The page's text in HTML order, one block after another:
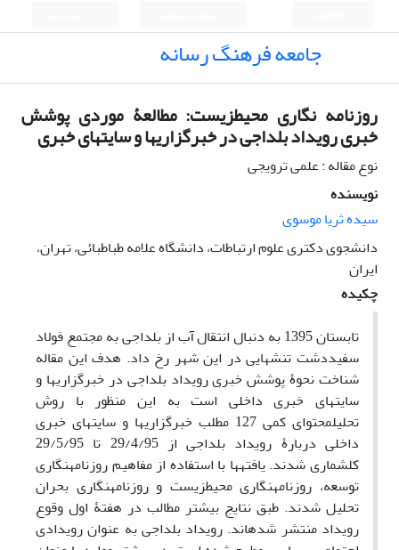
جامعه فرهنگ رسانه
روزنامه ‎نگاری محیط‎زیست: مطالعۀ موردی پوشش
خبری رویداد بلداجی در خبرگزاری‎ها و سایت‎های خبری
نوع مقاله : علمی ترویجی
نویسنده
سیده ثریا موسوی
دانشجوی دکتری علوم ارتباطات، دانشگاه علامه طباطبائی، تهران،
ایران
چکیده
تابستان 1395 به دنبال انتقال آب از بلداجی به مجتمع فولاد
سفید‎دشت تنش‎هایی در این شهر رخ داد. هدف این مقاله
شناخت نحوۀ پوشش خبری رویداد بلداجی در خبرگزاری‎ها و
سایت‎های خبری داخلی است به این منظور با روش
تحلیل‎محتوای کمی 127 مطلب خبرگزاری‎ها و سایت‎های خبری
داخلی دربارۀ رویداد بلداجی از 29/4/95 تا 29/5/95
کل‎شماری شدند. یافته‎ها با استفاده از مفاهیم روزنامه‎نگاری
توسعه، روزنامه‎نگاری محیط‎زیست و روزنامه‎نگاری بحران
تحلیل شدند. طبق نتایج بیشتر مطالب در هفتۀ اول وقوع
رویداد منتشر شده‎اند. رویداد بلداجی به عنوان رویدادی